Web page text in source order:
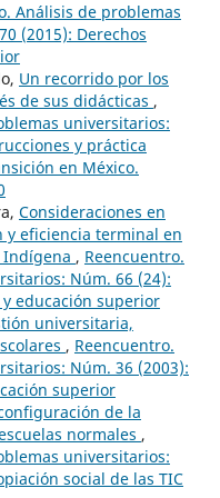
Análisis de problemas
(2015): Derechos
Un recorrido por los
de sus didácticas ,
universitarios:
y práctica
en México.
Consideraciones en
y eficiencia terminal en
, Reencuentro.
Núm. 66 (24):
educación superior
universitaria,
, Reencuentro.
Núm. 36 (2003):
superior
de la
normales ,
universitarios:
social de las TIC